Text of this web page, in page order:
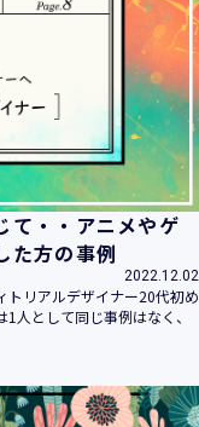
て・・アニメやゲ
た方の事例
2022.12.02
リアルデザイナー20代初め
人として同じ事例はなく、